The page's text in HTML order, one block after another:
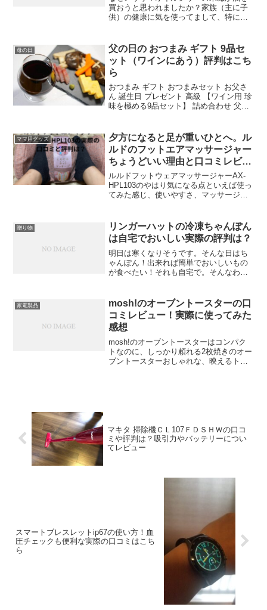
買おうと思われましたか？家族（主に子
供）の健康に気を使ってまして、特に油
加熱に強いので主に子供のためのお菓子
作りや加熱料理に使うた...
母の日
父の日の おつまみ ギフト 9品セ
ット（ワインにあう）評判はこち
ら
おつまみ ギフト おつまみセット お父さ
ん 誕生日 プレゼント 高級 【ワイン用 珍
味を極める9品セット】 詰め合わせ 父親
おつまみ楽天で購入お酒好...
ママ用グッズ
夕方になると足が重いひとへ。ル
ルドのフットエアマッサージャー
ちょうどいい理由と口コミレビュ
ー！
ルルドフットウェアマッサージャーAX-
HPL103のやはり気になる点といえば使っ
てみた感じ、使いやすさ、マッサージの
か？。口コミと実際に使った写真、感想
もをまとめてみました。
贈り物
リンガーハットの冷凍ちゃんぽん
は自宅でおいしい実際の評判は？
明日は寒くなりそうです。そんな日はち
ゃんぽん！出来れば簡単でおいしいもの
が食べたい！それも自宅で。そんなわが
時期はおうちでゆっくりちゃんぽんして
みるのもいいですよ。調理...
家電製品
mosh!のオーブントースターの口
コミレビュー！実際に使ってみた
感想
mosh!のオーブントースターはコンパク
トなのに、しっかり頼れる2枚焼きのオー
ブントースターおしゃれな、映えるトー
マキタ 掃除機ＣＬ107ＦＤＳＨＷの口コ
ミや評判は？吸引力やバッテリーについ
てレビュー
スマートブレスレットip67の使い方！血
圧チェックも便利な実際の口コミはこち
ら